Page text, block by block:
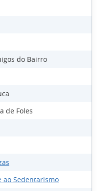
do Bairro
de Foles
ao Sedentarismo